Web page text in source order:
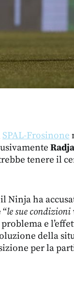
SPAL-Frosinone
tenere il
Ninja ha
“le sue
problema e
della
per la